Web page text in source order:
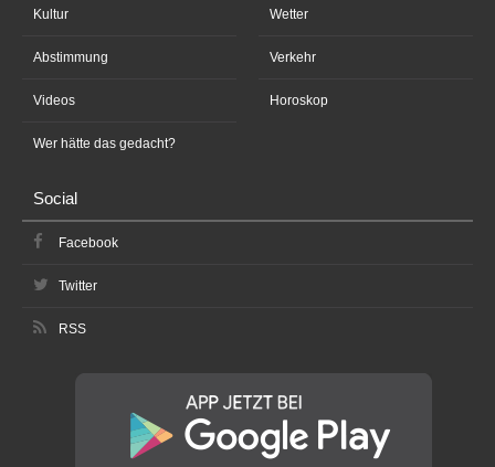
Kultur
Abstimmung
Videos
Wer hätte das gedacht?
Wetter
Verkehr
Horoskop
Social
Facebook
Twitter
RSS